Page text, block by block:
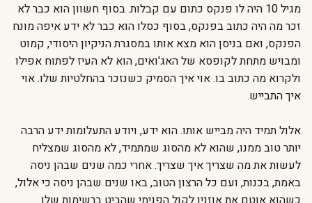
מגיל 10 היה לו פנקס כתום עם קבלות. בסוף חשוון הוא כבר לא
זכר מה היה כתוב בפנקס, בסוף כסלו הוא כבר לא ידע איפה מונח
הפנקס, ואם בניסן הוא מצא אותו במסגרת הניקיון היסודי, קמוט
ומבויש מתחת לקופסא של האג'ואים, הוא לא העיז לפתוח אפילו
ולקרוא מה כתוב בו. אוי איך הסמיק כשנזכר בהחלטיות שלו. אוי
איך התבייש.
אלול תמיד היה מבייש אותו. הוא ידע, ויודע התעלומות ידע הרבה
יותר טוב ממנו, שהוא לא מהסוג שמתמיד, לא מהסוג שמצליח
לעשות את מה שצריך איך שצריך. אחרי כמה שנים שבהן ניסה
באמת, בכנות, ועם כל הרצון הטוב, באו שנים שבהן ניסה כי אלול,